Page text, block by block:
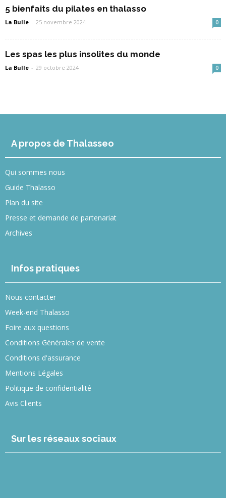
5 bienfaits du pilates en thalasso
La Bulle - 25 novembre 2024 0
Les spas les plus insolites du monde
La Bulle - 29 octobre 2024 0
A propos de Thalasseo
Qui sommes nous
Guide Thalasso
Plan du site
Presse et demande de partenariat
Archives
Infos pratiques
Nous contacter
Week-end Thalasso
Foire aux questions
Conditions Générales de vente
Conditions d'assurance
Mentions Légales
Politique de confidentialité
Avis Clients
Sur les réseaux sociaux